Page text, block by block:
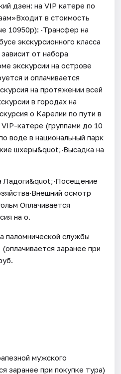
дзен: на VIP катере по
в стоимость
10950р): ·Трансфер на
экскурсионного класса
от набора
экскурсии на острове
и оплачивается
на протяжении всей
в городах на
о Карелии по пути в
катере (группами до 10
воде в национальный парк
шхеры&quot;·Высадка на
осмотр
Оплачивается
на о.
паломнической службы
заранее при
мужского
заранее при покупке тура)